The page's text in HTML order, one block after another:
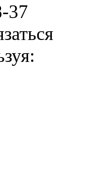
37